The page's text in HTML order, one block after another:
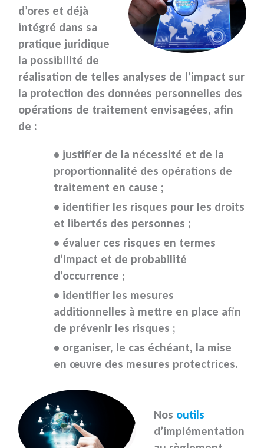
d’ores et déjà
intégré dans sa
pratique juridique
la possibilité de
réalisation de telles analyses de l’impact sur
la protection des données personnelles des
opérations de traitement envisagées, afin
de :
• justifier de la nécessité et de la
proportionnalité des opérations de
traitement en cause ;
• identifier les risques pour les droits
et libertés des personnes ;
• évaluer ces risques en termes
d’impact et de probabilité
d’occurrence ;
• identifier les mesures
additionnelles à mettre en place afin
de prévenir les risques ;
• organiser, le cas échéant, la mise
en œuvre des mesures protectrices.
Nos outils
d’implémentation